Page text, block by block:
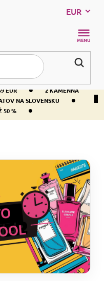
EUR •
2 KAMENNÁ
NA SLOVENSKU
•
50 % •
EUR